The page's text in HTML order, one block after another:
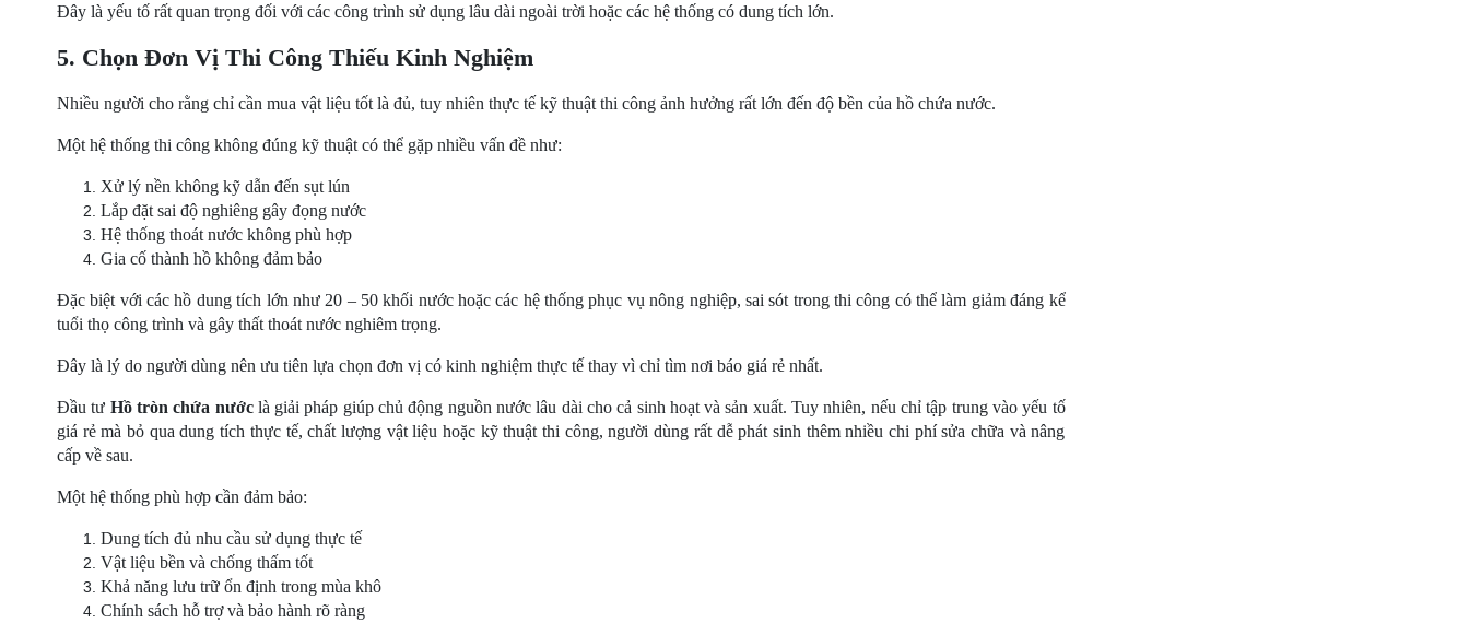
Đây là yếu tố rất quan trọng đối với các công trình sử dụng lâu dài ngoài trời hoặc các hệ thống có dung tích lớn.
5. Chọn Đơn Vị Thi Công Thiếu Kinh Nghiệm
Nhiều người cho rằng chỉ cần mua vật liệu tốt là đủ, tuy nhiên thực tế kỹ thuật thi công ảnh hưởng rất lớn đến độ bền của hồ chứa nước.
Một hệ thống thi công không đúng kỹ thuật có thể gặp nhiều vấn đề như:
Xử lý nền không kỹ dẫn đến sụt lún
Lắp đặt sai độ nghiêng gây đọng nước
Hệ thống thoát nước không phù hợp
Gia cố thành hồ không đảm bảo
Đặc biệt với các hồ dung tích lớn như 20 – 50 khối nước hoặc các hệ thống phục vụ nông nghiệp, sai sót trong thi công có thể làm giảm đáng kể
tuổi thọ công trình và gây thất thoát nước nghiêm trọng.
Đây là lý do người dùng nên ưu tiên lựa chọn đơn vị có kinh nghiệm thực tế thay vì chỉ tìm nơi báo giá rẻ nhất.
Đầu tư Hồ tròn chứa nước là giải pháp giúp chủ động nguồn nước lâu dài cho cả sinh hoạt và sản xuất. Tuy nhiên, nếu chỉ tập trung vào yếu tố
giá rẻ mà bỏ qua dung tích thực tế, chất lượng vật liệu hoặc kỹ thuật thi công, người dùng rất dễ phát sinh thêm nhiều chi phí sửa chữa và nâng
cấp về sau.
Một hệ thống phù hợp cần đảm bảo:
Dung tích đủ nhu cầu sử dụng thực tế
Vật liệu bền và chống thấm tốt
Khả năng lưu trữ ổn định trong mùa khô
Chính sách hỗ trợ và bảo hành rõ ràng